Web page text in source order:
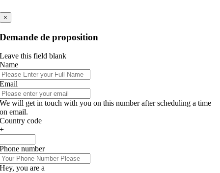
×
Demande de proposition
Leave this field blank
Name
Email
We will get in touch with you on this number after scheduling a time
on email.
Country code
+
Phone number
Hey, you are a